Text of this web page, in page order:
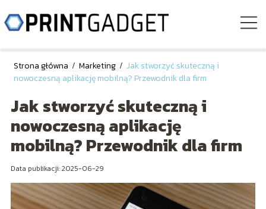
Strona główna / Marketing / Jak stworzyć skuteczną i
nowoczesną aplikację mobilną? Przewodnik dla firm
Jak stworzyć skuteczną i
nowoczesną aplikację
mobilną? Przewodnik dla firm
Data publikacji: 2025-06-29